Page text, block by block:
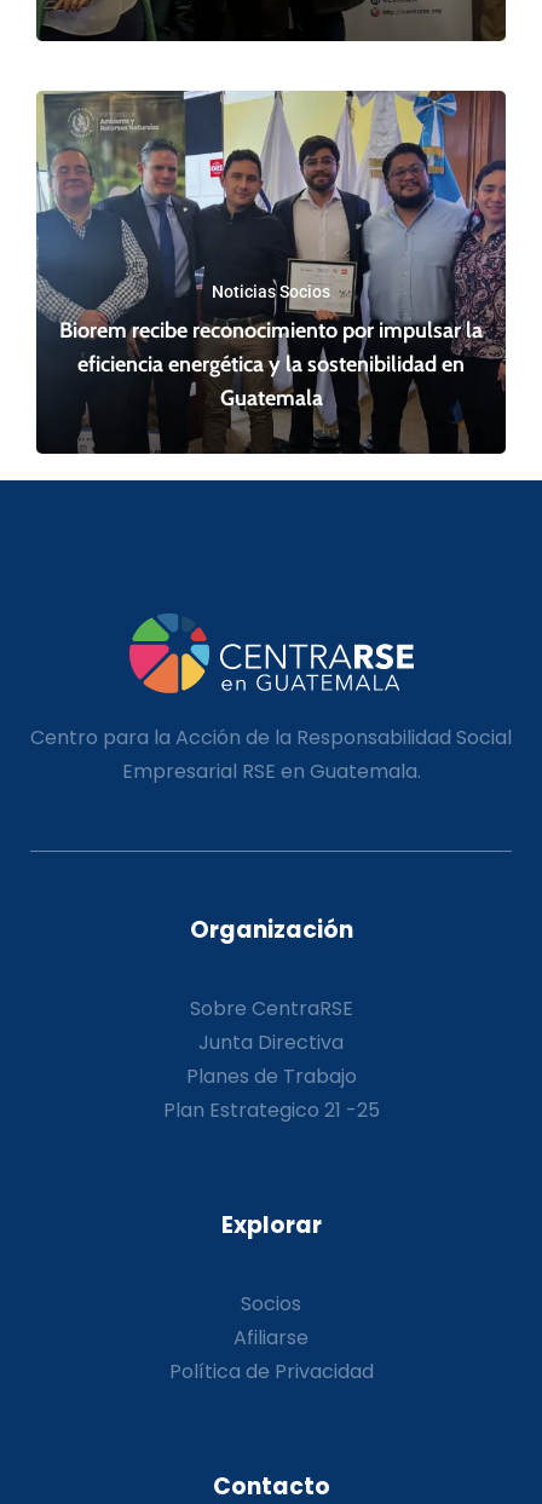
Noticias Socios
Biorem recibe reconocimiento por impulsar la
eficiencia energética y la sostenibilidad en
Guatemala
Centro para la Acción de la Responsabilidad Social
Empresarial RSE en Guatemala.
Organización
Sobre CentraRSE
Junta Directiva
Planes de Trabajo
Plan Estrategico 21 -25
Explorar
Socios
Afiliarse
Política de Privacidad
Contacto